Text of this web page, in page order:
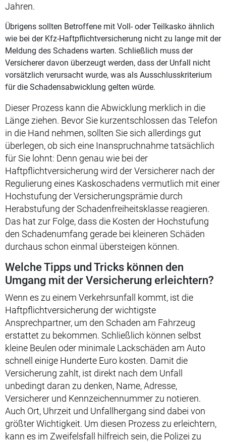
Jahren.
Übrigens sollten Betroffene mit Voll- oder Teilkasko ähnlich
wie bei der Kfz-Haftpflichtversicherung nicht zu lange mit der
Meldung des Schadens warten. Schließlich muss der
Versicherer davon überzeugt werden, dass der Unfall nicht
vorsätzlich verursacht wurde, was als Ausschlusskriterium
für die Schadensabwicklung gelten würde.
Dieser Prozess kann die Abwicklung merklich in die
Länge ziehen. Bevor Sie kurzentschlossen das Telefon
in die Hand nehmen, sollten Sie sich allerdings gut
überlegen, ob sich eine Inanspruchnahme tatsächlich
für Sie lohnt: Denn genau wie bei der
Haftpflichtversicherung wird der Versicherer nach der
Regulierung eines Kaskoschadens vermutlich mit einer
Hochstufung der Versicherungsprämie durch
Herabstufung der Schadenfreiheitsklasse reagieren.
Das hat zur Folge, dass die Kosten der Hochstufung
den Schadenumfang gerade bei kleineren Schäden
durchaus schon einmal übersteigen können.
Welche Tipps und Tricks können den
Umgang mit der Versicherung erleichtern?
Wenn es zu einem Verkehrsunfall kommt, ist die
Haftpflichtversicherung der wichtigste
Ansprechpartner, um den Schaden am Fahrzeug
erstattet zu bekommen. Schließlich können selbst
kleine Beulen oder minimale Lackschäden am Auto
schnell einige Hunderte Euro kosten. Damit die
Versicherung zahlt, ist direkt nach dem Unfall
unbedingt daran zu denken, Name, Adresse,
Versicherer und Kennzeichennummer zu notieren.
Auch Ort, Uhrzeit und Unfallhergang sind dabei von
größter Wichtigkeit. Um diesen Prozess zu erleichtern,
kann es im Zweifelsfall hilfreich sein, die Polizei zu